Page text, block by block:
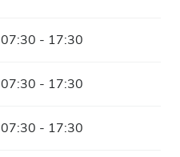
07:30 - 17:30
07:30 - 17:30
07:30 - 17:30